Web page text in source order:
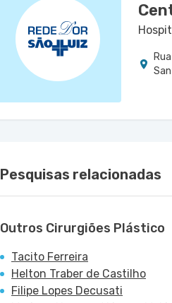
Pesquisas relacionadas
Outros Cirurgiões Plástico
Tacito Ferreira
Helton Traber de Castilho
Filipe Lopes Decusati